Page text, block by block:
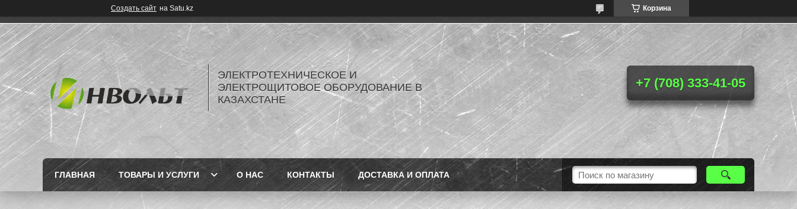
Создать сайт на Satu.kz Корзина
ЭЛЕКТРОТЕХНИЧЕСКОЕ И
ЭЛЕКТРОЩИТОВОЕ ОБОРУДОВАНИЕ В
КАЗАХСТАНЕ
+7 (708) 333-41-05
ГЛАВНАЯ ТОВАРЫ И УСЛУГИ О НАС КОНТАКТЫ ДОСТАВКА И ОПЛАТА